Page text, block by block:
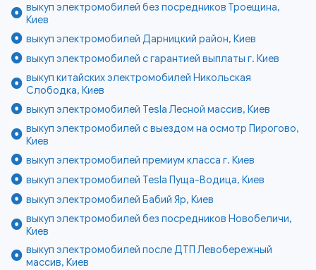
выкуп электромобилей без посредников Троещина,
Киев
выкуп электромобилей Дарницкий район, Киев
выкуп электромобилей с гарантией выплаты г. Киев
выкуп китайских электромобилей Никольская
Слободка, Киев
выкуп электромобилей Tesla Лесной массив, Киев
выкуп электромобилей с выездом на осмотр Пирогово,
Киев
выкуп электромобилей премиум класса г. Киев
выкуп электромобилей Tesla Пуща-Водица, Киев
выкуп электромобилей Бабий Яр, Киев
выкуп электромобилей без посредников Новобеличи,
Киев
выкуп электромобилей после ДТП Левобережный
массив, Киев